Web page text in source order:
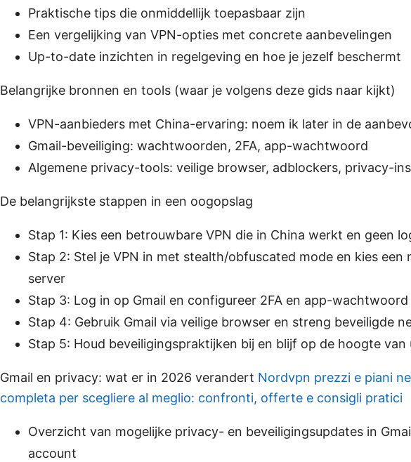
Praktische tips die onmiddellijk toepasbaar zijn
Een vergelijking van VPN-opties met concrete aanbevelingen
Up-to-date inzichten in regelgeving en hoe je jezelf beschermt
Belangrijke bronnen en tools (waar je volgens deze gids naar kijkt)
VPN-aanbieders met China-ervaring: noem ik later in de
Gmail-beveiliging: wachtwoorden, 2FA, app-wachtwoord
Algemene privacy-tools: veilige browser, adblockers, privacy-
De belangrijkste stappen in een oogopslag
Stap 1: Kies een betrouwbare VPN die in China werkt en geen
Stap 2: Stel je VPN in met stealth/obfuscated mode en kies een
server
Stap 3: Log in op Gmail en configureer 2FA en app-wachtwoord
Stap 4: Gebruik Gmail via veilige browser en streng beveiligde
Stap 5: Houd beveiligingspraktijken bij en blijf op de hoogte van
Gmail en privacy: wat er in 2026 verandert Nordvpn prezzi e piani
completa per scegliere al meglio: confronti, offerte e consigli pratici
Overzicht van mogelijke privacy- en beveiligingsupdates in
account